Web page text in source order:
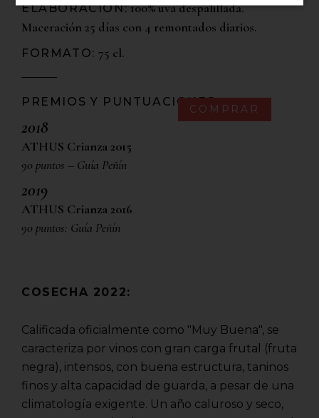
ELABORACION:100% uva despalillada.
Maceración 25 días con 4 remontados diarios.
FORMATO: 75 cl.
PREMIOS Y PUNTUACIONES
2018
ATHUS Crianza 2015
90 puntos – Guía Peñín
2019
ATHUS Crianza 2016
90 puntos: Guía Peñín
COSECHA 2022:
Calificada oficialmente como "Muy Buena", se
caracteriza por vinos con gran carga frutal (fruta
negra), intensos, con buena estructura, taninos
finos y alta capacidad de guarda, a pesar de una
climatología exigente. Un año caluroso y seco,
COMPRAR